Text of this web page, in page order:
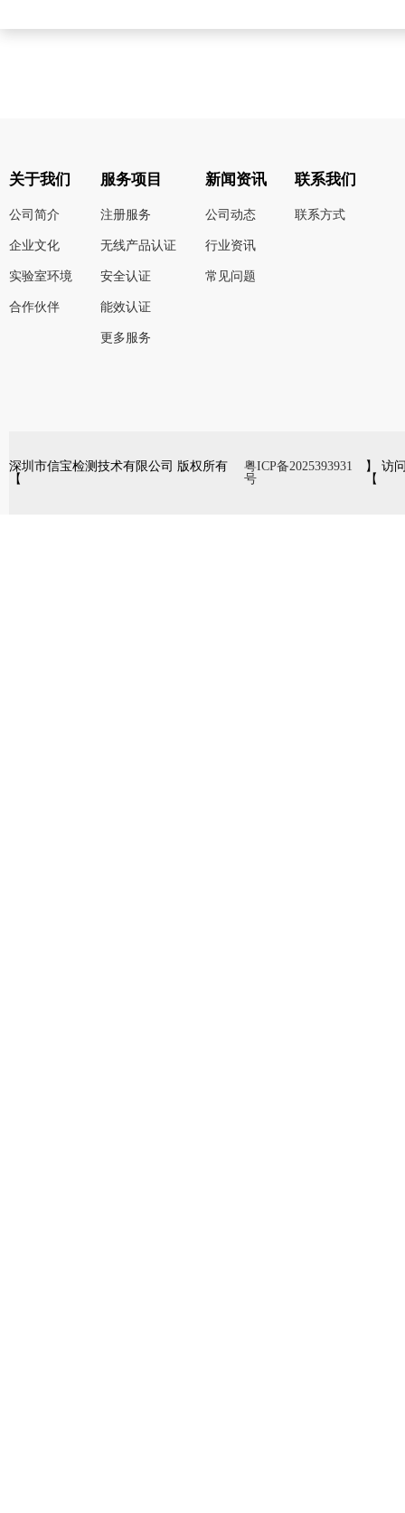
关于我们
公司简介
企业文化
实验室环境
合作伙伴
服务项目
注册服务
无线产品认证
安全认证
能效认证
更多服务
新闻资讯
公司动态
行业资讯
常见问题
联系我们
联系方式
深圳市信宝检测技术有限公司 版权所有
【
粤ICP备2025393931
号
】 访
【